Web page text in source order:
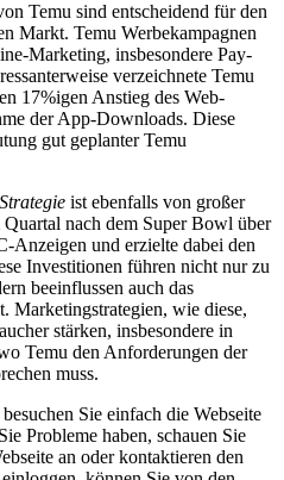
Temu sind entscheidend für den
Markt. Temu Werbekampagnen
Marketing, insbesondere Pay-
verzeichnete Temu
17%igen Anstieg des Web-
der App-Downloads. Diese
gut geplanter Temu
ist ebenfalls von großer
nach dem Super Bowl über
und erzielte dabei den
Investitionen führen nicht nur zu
beeinflussen auch das
Marketingstrategien, wie diese,
stärken, insbesondere in
Temu den Anforderungen der
muss.
Sie einfach die Webseite
Probleme haben, schauen Sie
an oder kontaktieren den